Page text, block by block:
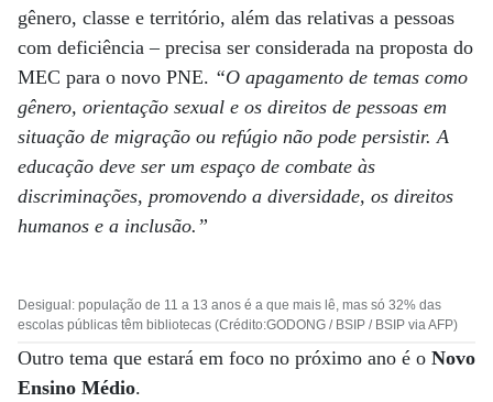
gênero, classe e território, além das relativas a pessoas
com deficiência – precisa ser considerada na proposta do
MEC para o novo PNE. “O apagamento de temas como
gênero, orientação sexual e os direitos de pessoas em
situação de migração ou refúgio não pode persistir. A
educação deve ser um espaço de combate às
discriminações, promovendo a diversidade, os direitos
humanos e a inclusão.”
Desigual: população de 11 a 13 anos é a que mais lê, mas só 32% das
escolas públicas têm bibliotecas (Crédito:GODONG / BSIP / BSIP via AFP)
Outro tema que estará em foco no próximo ano é o Novo
Ensino Médio.